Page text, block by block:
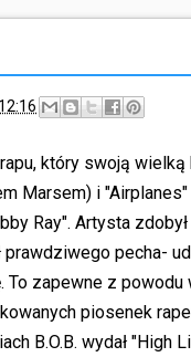
12:16
który swoją
Marsem) i
Ray". Artysta
pecha-
To zapewne z
piosenek
B.O.B. wydał "High